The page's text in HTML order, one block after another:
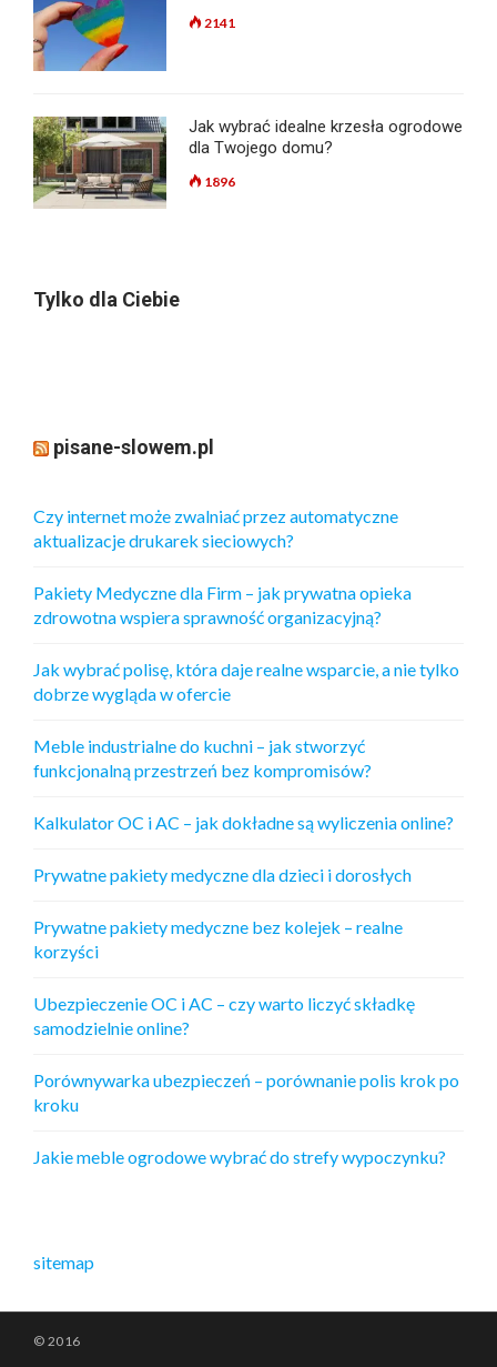
2141
Jak wybrać idealne krzesła ogrodowe
dla Twojego domu?
1896
Tylko dla Ciebie
pisane-slowem.pl
Czy internet może zwalniać przez automatyczne
aktualizacje drukarek sieciowych?
Pakiety Medyczne dla Firm – jak prywatna opieka
zdrowotna wspiera sprawność organizacyjną?
Jak wybrać polisę, która daje realne wsparcie, a nie tylko
dobrze wygląda w ofercie
Meble industrialne do kuchni – jak stworzyć
funkcjonalną przestrzeń bez kompromisów?
Kalkulator OC i AC – jak dokładne są wyliczenia online?
Prywatne pakiety medyczne dla dzieci i dorosłych
Prywatne pakiety medyczne bez kolejek – realne
korzyści
Ubezpieczenie OC i AC – czy warto liczyć składkę
samodzielnie online?
Porównywarka ubezpieczeń – porównanie polis krok po
kroku
Jakie meble ogrodowe wybrać do strefy wypoczynku?
sitemap
© 2016